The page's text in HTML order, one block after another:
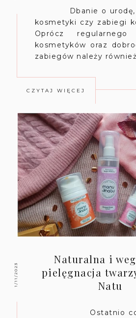
Dbanie o urodę,
kosmetyki czy zabiegi
Oprócz regularnego
kosmetyków oraz
zabiegów należy
CZYTAJ WIĘCEJ
1/11/2023
Naturalna i
pielęgnacja
Natu
Ostatnio coraz